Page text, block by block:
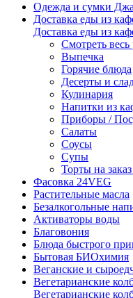
Одежда и сумки
Доставка еды из
Доставка еды из
Смотреть весь
Выпечка
Горячие блюда
Десерты и
Кулинария
Напитки из
Приборы /
Салаты
Соусы
Супы
Торты на
Фасовка 24VEG
Растительные масла
Безалкогольные
Активаторы воды
Благовония
Блюда быстрого
Бытовая БИОхимия
Веганские и
Вегетарианские
Вегетарианские